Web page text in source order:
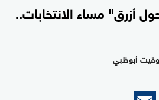
أزرق" مساء الانتخابات..